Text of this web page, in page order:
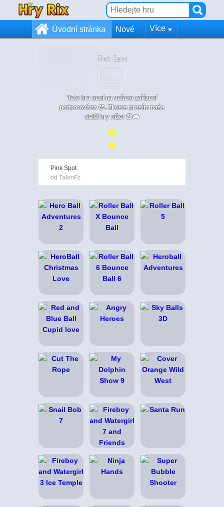
Úvodní stránka Nové Více
Pink Spot
Tato hra není na vašem zařízení
podporována 😞. Zkuste prosím naše
další hry níže! 😄🎮
Pink Spot
od TalonFc